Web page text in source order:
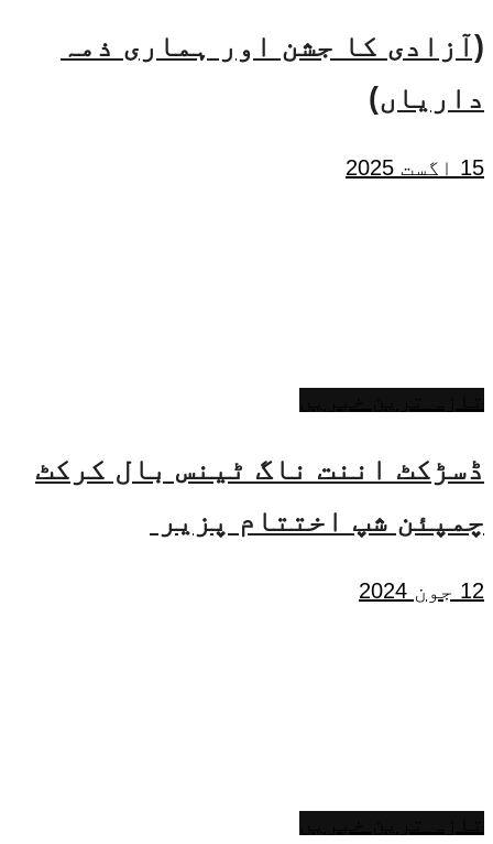
(آزادی کا جشن اور ہماری ذمہ
داریاں)
15 اگست 2025
ڈسڑکٹ اننت ناگ ٹینس بال کرکٹ
چمپئن شپ اختتام پزیر
12 جون 2024